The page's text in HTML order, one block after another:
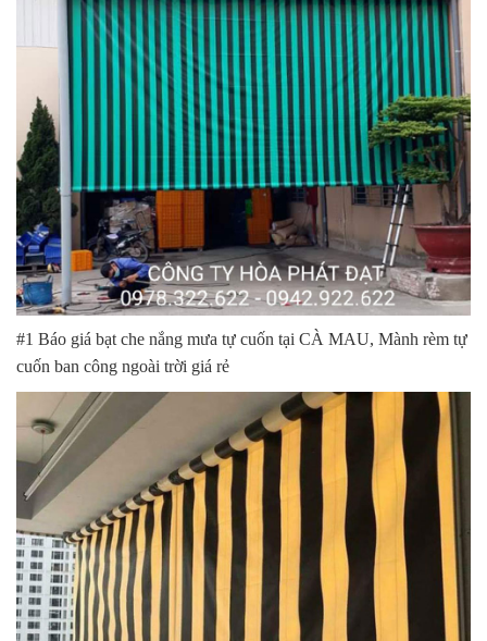
#1 Báo giá bạt che nắng mưa tự cuốn tại CÀ MAU, Mành rèm tự
cuốn ban công ngoài trời giá rẻ